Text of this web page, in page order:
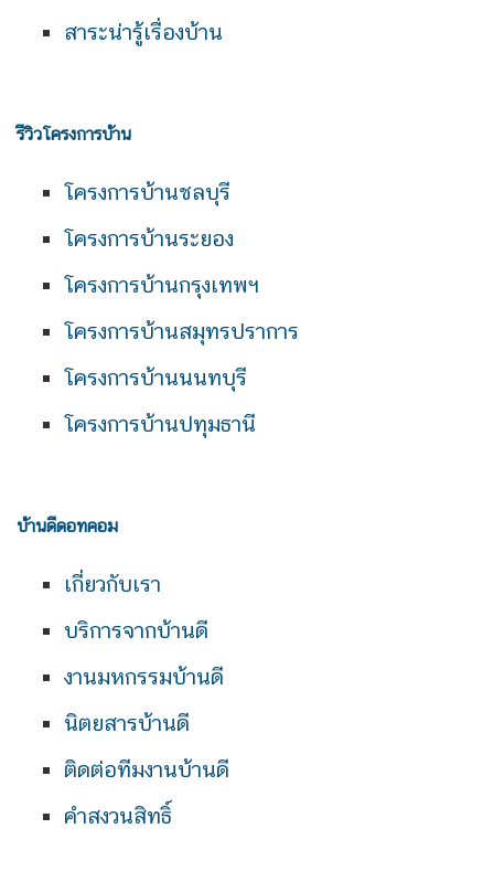
สาระน่ารู้เรื่องบ้าน
รีวิวโครงการบ้าน
โครงการบ้านชลบุรี
โครงการบ้านระยอง
โครงการบ้านกรุงเทพฯ
โครงการบ้านสมุทรปราการ
โครงการบ้านนนทบุรี
โครงการบ้านปทุมธานี
บ้านดีดอทคอม
เกี่ยวกับเรา
บริการจากบ้านดี
งานมหกรรมบ้านดี
นิตยสารบ้านดี
ติดต่อทีมงานบ้านดี
คำสงวนสิทธิ์